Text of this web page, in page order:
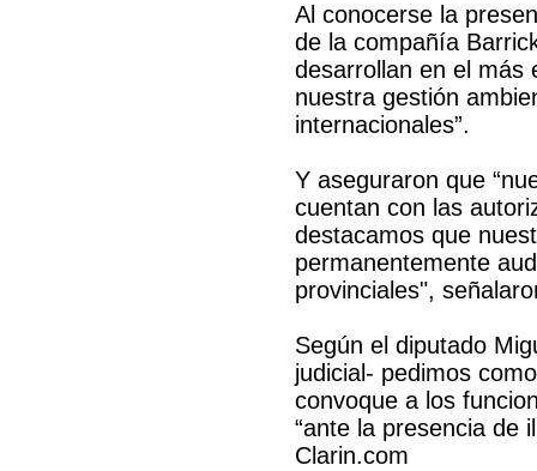
Al conocerse la
de la compañía
desarrollan en el más
nuestra gestión
internacionales”.
Y aseguraron que
cuentan con las
destacamos que
permanentemente
provinciales",
Según el diputado
judicial- pedimos
convoque a los
“ante la presencia de
Clarin.com